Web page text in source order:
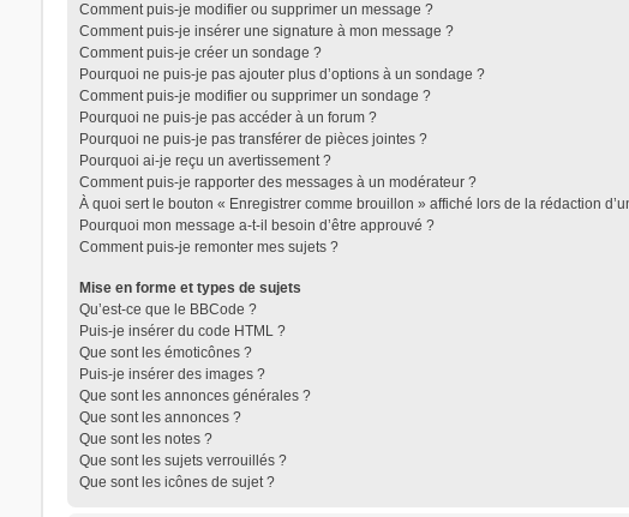
Comment puis-je modifier ou supprimer un message ?
Comment puis-je insérer une signature à mon message ?
Comment puis-je créer un sondage ?
Pourquoi ne puis-je pas ajouter plus d’options à un sondage ?
Comment puis-je modifier ou supprimer un sondage ?
Pourquoi ne puis-je pas accéder à un forum ?
Pourquoi ne puis-je pas transférer de pièces jointes ?
Pourquoi ai-je reçu un avertissement ?
Comment puis-je rapporter des messages à un modérateur ?
À quoi sert le bouton « Enregistrer comme brouillon » affiché lors de la rédaction
Pourquoi mon message a-t-il besoin d’être approuvé ?
Comment puis-je remonter mes sujets ?
Mise en forme et types de sujets
Qu’est-ce que le BBCode ?
Puis-je insérer du code HTML ?
Que sont les émoticônes ?
Puis-je insérer des images ?
Que sont les annonces générales ?
Que sont les annonces ?
Que sont les notes ?
Que sont les sujets verrouillés ?
Que sont les icônes de sujet ?